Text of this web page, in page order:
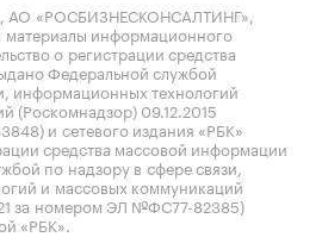
«РОСБИЗНЕСКОНСАЛТИНГ»,
материалы информационного
о регистрации средства
Федеральной службой
информационных технологий
(Роскомнадзор) 09.12.2015
и сетевого издания «РБК»
средства массовой информации
по надзору в сфере связи,
и массовых коммуникаций
за номером ЭЛ №ФС77-82385)
«РБК».